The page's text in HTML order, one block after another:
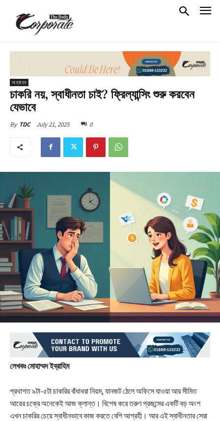
অন্যান্য
চাকরি নয়, স্বাধীনতা চাই? ফ্রিল্যান্সিং শুরু করবেন
যেভাবে
By TDC July 21, 2025 0
লেখকঃ মোহাম্মদ ইব্রাহিম
প্রথাগত ৯টা-৫টা চাকরির বাঁধাধরা নিয়ম, যানজট ঠেলে অফিসে যাওয়া আর সীমিত
আয়ের চক্রে অনেকেই আজ ক্লান্ত। বিশেষ করে তরুণ প্রজন্মের একটি বড় অংশ
এখন চাকরির চেয়ে স্বাধীনভাবে কাজ করতে বেশি আগ্রহী। আর এই স্বাধীনতার সেরা